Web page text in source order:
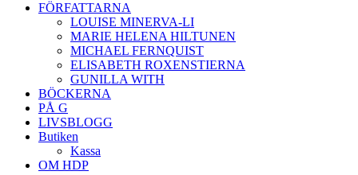
FÖRFATTARNA
LOUISE MINERVA-LI
MARIE HELENA HILTUNEN
MICHAEL FERNQUIST
ELISABETH ROXENSTIERNA
GUNILLA WITH
BÖCKERNA
PÅ G
LIVSBLOGG
Butiken
Kassa
OM HDP